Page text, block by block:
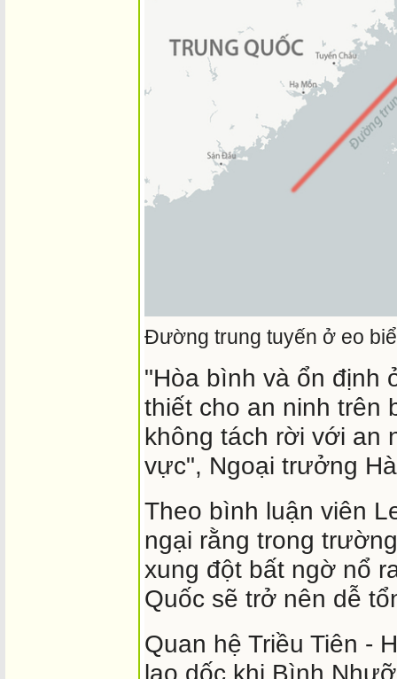
Đường trung tuyến ở eo
"Hòa bình và ổn định
thiết cho an ninh trên
không tách rời với an
vực", Ngoại trưởng
Theo bình luận viên
ngại rằng trong
xung đột bất ngờ nổ
Quốc sẽ trở nên dễ
Quan hệ Triều Tiên -
lao dốc khi Bình